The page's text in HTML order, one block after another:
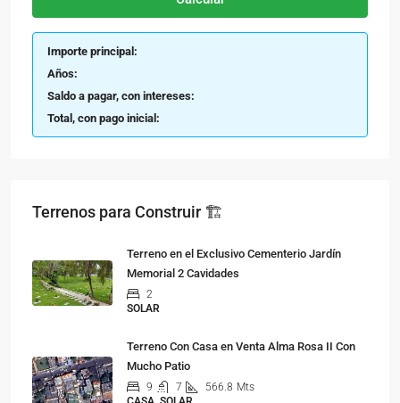
Importe principal:
Años:
Saldo a pagar, con intereses:
Total, con pago inicial:
Terrenos para Construir 🏗
Terreno en el Exclusivo Cementerio Jardín
Memorial 2 Cavidades
2
SOLAR
Terreno Con Casa en Venta Alma Rosa II Con
Mucho Patio
9 7 566.8 Mts